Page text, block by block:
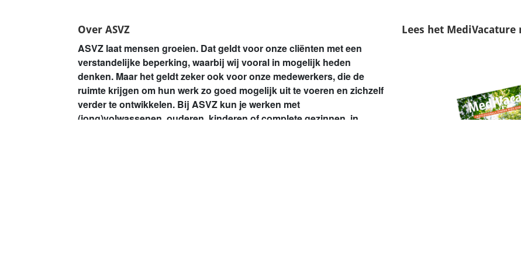
Over ASVZ
ASVZ laat mensen groeien. Dat geldt voor onze cliënten met een
verstandelijke beperking, waarbij wij vooral in mogelijk heden
denken. Maar het geldt zeker ook voor onze medewerkers, die de
ruimte krijgen om hun werk zo goed mogelijk uit te voeren en zichzelf
verder te ontwikkelen. Bij ASVZ kun je werken met
(jong)volwassenen, ouderen, kinderen of complete gezinnen, in
Lees het MediVacature